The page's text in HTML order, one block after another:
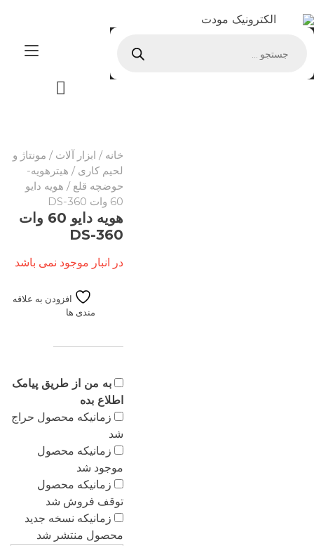
to
الکترونیک مودت
خانه / ابزار آلات / مونتاژ و
لحیم کاری / هیترهویه-
حوضچه قلع / هویه دایو
60 وات DS-360
هویه دایو 60 وات
DS-360
در انبار موجود نمی باشد
افزودن به علاقه
مندی ها
به من از طریق پیامک
اطلاع بده
زمانیکه محصول حراج
شد
زمانیکه محصول
موجود شد
زمانیکه محصول
توقف فروش شد
زمانیکه نسخه جدید
محصول منتشر شد